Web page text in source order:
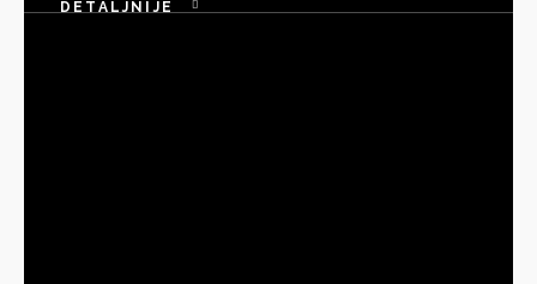
DETALJNIJE